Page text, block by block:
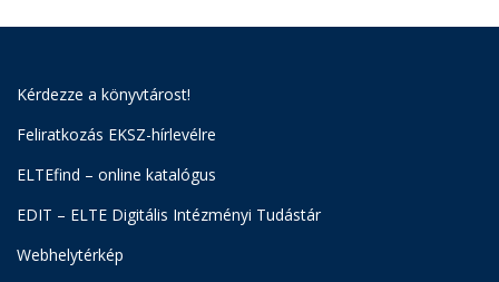
Kérdezze a könyvtárost!
Feliratkozás EKSZ-hírlevélre
ELTEfind – online katalógus
EDIT – ELTE Digitális Intézményi Tudástár
Webhelytérkép